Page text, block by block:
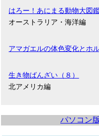
はろー！あにまる動物大図
オーストラリア・海洋編
アマガエルの体色変化とホ
生き物ばんざい（８）
北アメリカ編
パソコン版